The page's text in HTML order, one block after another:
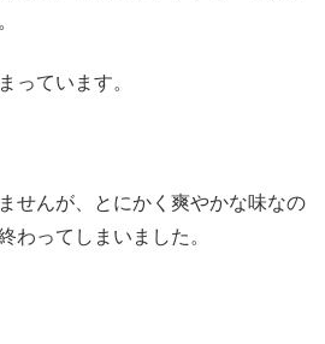
っています。
せんが、とにかく爽やかな味なの
わってしまいました。